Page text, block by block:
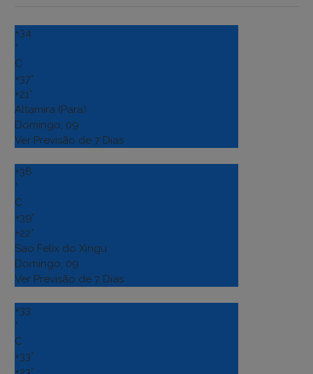
+34
°
C
+37°
+21°
Altamira (Para)
Domingo, 09
Ver Previsão de 7 Dias
+36
°
C
+39°
+22°
Sao Felix do Xingu
Domingo, 09
Ver Previsão de 7 Dias
+33
°
C
+33°